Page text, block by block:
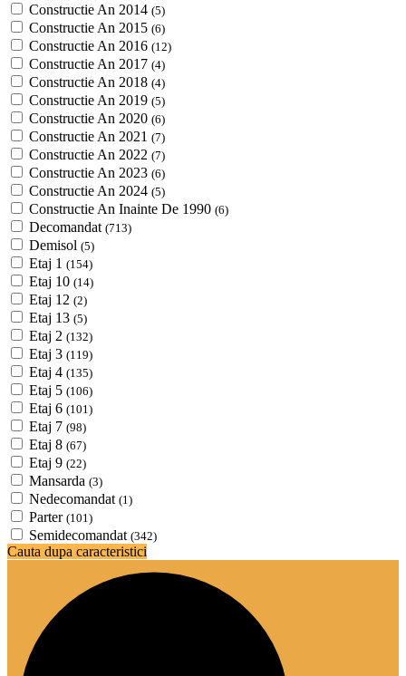
Constructie An 2014 (5)
Constructie An 2015 (6)
Constructie An 2016 (12)
Constructie An 2017 (4)
Constructie An 2018 (4)
Constructie An 2019 (5)
Constructie An 2020 (6)
Constructie An 2021 (7)
Constructie An 2022 (7)
Constructie An 2023 (6)
Constructie An 2024 (5)
Constructie An Inainte De 1990 (6)
Decomandat (713)
Demisol (5)
Etaj 1 (154)
Etaj 10 (14)
Etaj 12 (2)
Etaj 13 (5)
Etaj 2 (132)
Etaj 3 (119)
Etaj 4 (135)
Etaj 5 (106)
Etaj 6 (101)
Etaj 7 (98)
Etaj 8 (67)
Etaj 9 (22)
Mansarda (3)
Nedecomandat (1)
Parter (101)
Semidecomandat (342)
Cauta dupa caracteristici